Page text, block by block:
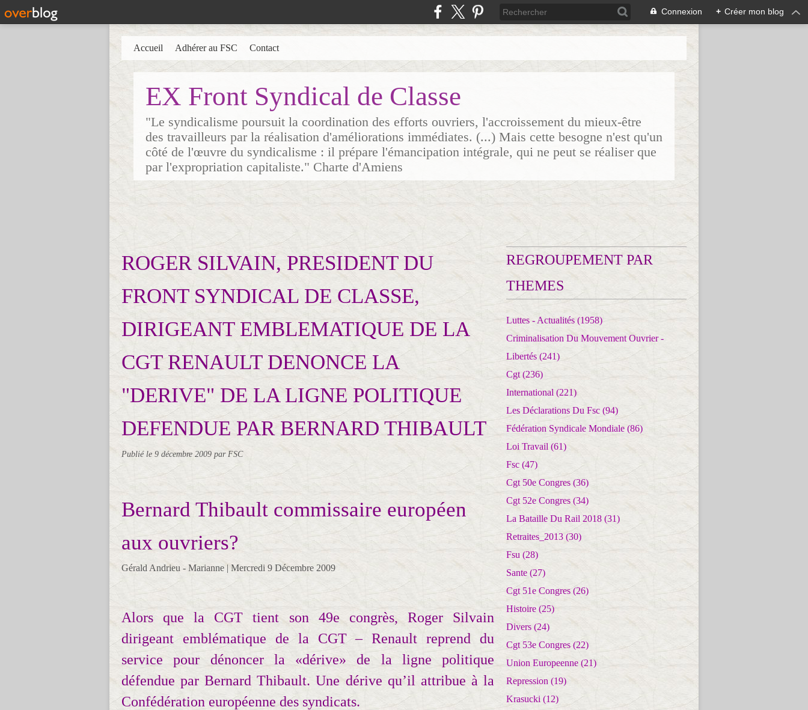
Connexion + Créer mon blog
EX Front Syndical de Classe
"Le syndicalisme poursuit la coordination des efforts ouvriers, l'accroissement du mieux-être
des travailleurs par la réalisation d'améliorations immédiates. (...) Mais cette besogne n'est qu'un
côté de l'œuvre du syndicalisme : il prépare l'émancipation intégrale, qui ne peut se réaliser que
par l'expropriation capitaliste." Charte d'Amiens
Accueil Adhérer au FSC Contact
ROGER SILVAIN, PRESIDENT DU
FRONT SYNDICAL DE CLASSE,
DIRIGEANT EMBLEMATIQUE DE LA
CGT RENAULT DENONCE LA
"DERIVE" DE LA LIGNE POLITIQUE
DEFENDUE PAR BERNARD THIBAULT
Publié le 9 décembre 2009 par FSC
Bernard Thibault commissaire européen
aux ouvriers?
Gérald Andrieu - Marianne | Mercredi 9 Décembre 2009
Alors que la CGT tient son 49e congrès, Roger Silvain
dirigeant emblématique de la CGT – Renault reprend du
service pour dénoncer la «dérive» de la ligne politique
défendue par Bernard Thibault. Une dérive qu’il attribue à la
Confédération européenne des syndicats.
REGROUPEMENT PAR
THEMES
Luttes - Actualités (1958)
Criminalisation Du Mouvement Ouvrier -
Libertés (241)
Cgt (236)
International (221)
Les Déclarations Du Fsc (94)
Fédération Syndicale Mondiale (86)
Loi Travail (61)
Fsc (47)
Cgt 50e Congres (36)
Cgt 52e Congres (34)
La Bataille Du Rail 2018 (31)
Retraites_2013 (30)
Fsu (28)
Sante (27)
Cgt 51e Congres (26)
Histoire (25)
Divers (24)
Cgt 53e Congres (22)
Union Europeenne (21)
Repression (19)
Krasucki (12)